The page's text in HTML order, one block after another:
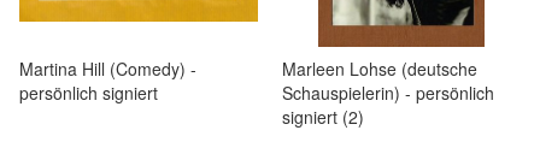
Martina Hill (Comedy) -
persönlich signiert
Marleen Lohse (deutsche
Schauspielerin) - persönlich
signiert (2)